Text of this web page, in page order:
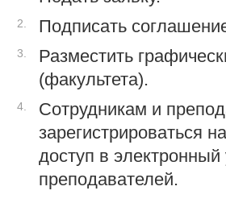
Подписать
Разместить
(факультета).
Сотрудникам и
зарегистрироваться
доступ в
преподавателей.